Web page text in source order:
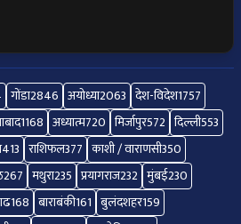
गोंडा2846 अयोध्या2063 देश-विदेश1757
1168 अध्यात्म720 मिर्जापुर572 दिल्ली553
413 राशिफल377 काशी / वाराणसी350
267 मथुरा235 प्रयागराज232 मुंबई230
168 बाराबंकी161 बुलंदशहर159